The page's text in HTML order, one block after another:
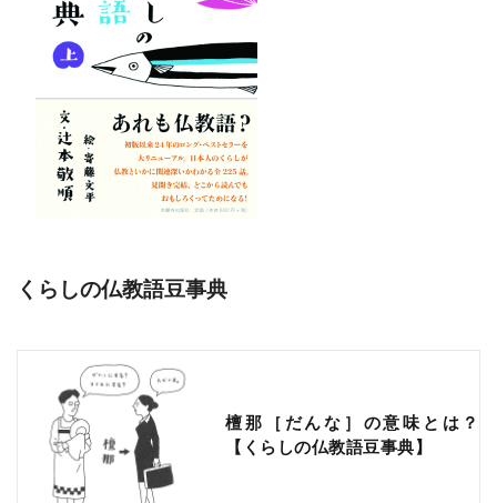
くらしの仏教語豆事典
檀那［だんな］の意味とは？
【くらしの仏教語豆事典】